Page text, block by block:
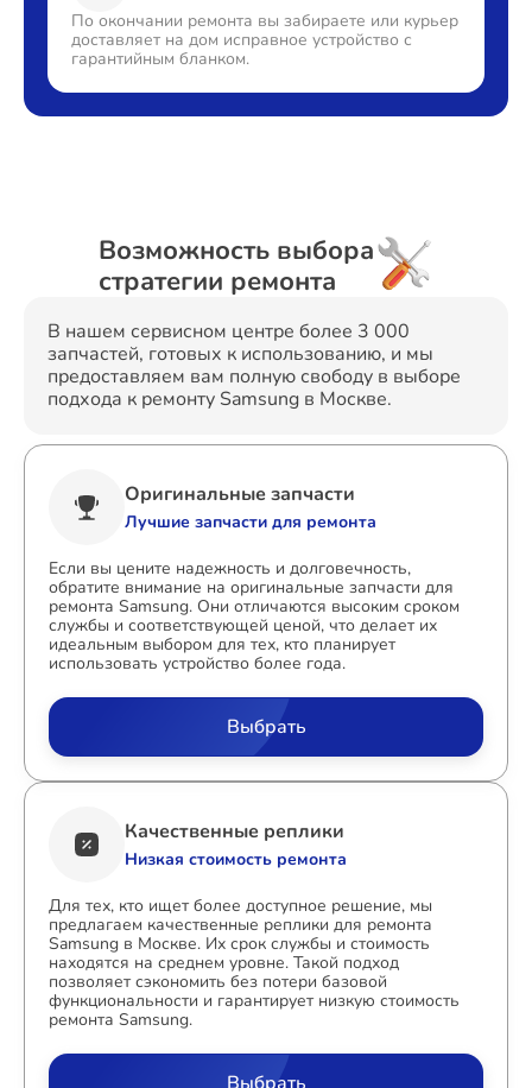
По окончании ремонта вы забираете или курьер
доставляет на дом исправное устройство с
гарантийным бланком.
Возможность выбора
стратегии ремонта
В нашем сервисном центре более 3 000
запчастей, готовых к использованию, и мы
предоставляем вам полную свободу в выборе
подхода к ремонту Samsung в Москве.
Оригинальные запчасти
Лучшие запчасти для ремонта
Если вы цените надежность и долговечность,
обратите внимание на оригинальные запчасти для
ремонта Samsung. Они отличаются высоким сроком
службы и соответствующей ценой, что делает их
идеальным выбором для тех, кто планирует
использовать устройство более года.
Выбрать
Качественные реплики
Низкая стоимость ремонта
Для тех, кто ищет более доступное решение, мы
предлагаем качественные реплики для ремонта
Samsung в Москве. Их срок службы и стоимость
находятся на среднем уровне. Такой подход
позволяет сэкономить без потери базовой
функциональности и гарантирует низкую стоимость
ремонта Samsung.